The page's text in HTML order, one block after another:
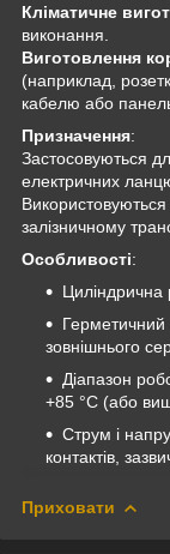
Кліматичне
виконання.
Виготовлення
(наприклад,
кабелю або
Призначення:
Застосовуються
електричних
Використовуються
залізничному
Особливості:
Циліндрична
Герметичний
зовнішнього
Діапазон
+85 °C (або
Струм і
контактів,
Приховати